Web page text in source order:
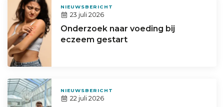
NIEUWSBERICHT
23 juli 2026
Onderzoek naar voeding bij
eczeem gestart
NIEUWSBERICHT
22 juli 2026